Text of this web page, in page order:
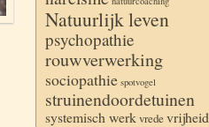
Natuurlijk leven
psychopathie
rouwverwerking
sociopathie spotvogel
struinendoordetuinen
systemisch werkvrede vrijheid